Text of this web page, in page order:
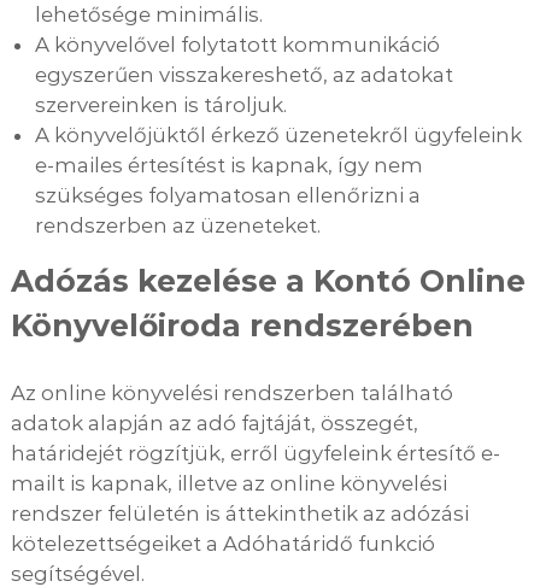
lehetősége minimális.
A könyvelővel folytatott kommunikáció
egyszerűen visszakereshető, az adatokat
szervereinken is tároljuk.
A könyvelőjüktől érkező üzenetekről ügyfeleink
e-mailes értesítést is kapnak, így nem
szükséges folyamatosan ellenőrizni a
rendszerben az üzeneteket.
Adózás kezelése a Kontó Online
Könyvelőiroda rendszerében
Az online könyvelési rendszerben található
adatok alapján az adó fajtáját, összegét,
határidejét rögzítjük, erről ügyfeleink értesítő e-
mailt is kapnak, illetve az online könyvelési
rendszer felületén is áttekinthetik az adózási
kötelezettségeiket a Adóhatáridő funkció
segítségével.